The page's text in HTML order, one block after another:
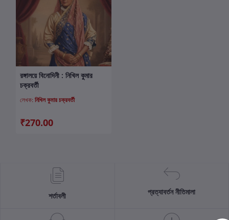
কার্টে যোগ করুন
রঙ্গালয়ে বিনোদিনী : নিখিল কুমার
চক্রবর্তী
লেখক: নিখিল কুমার চক্রবর্তী
₹270.00
শর্তাবলী প্রত্যাবর্তন নীতিমালা